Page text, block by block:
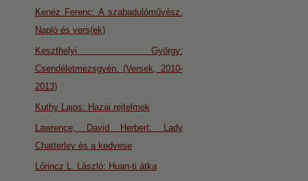
Kenéz Ferenc: A szabadulóművész.
Napló és vers(ek)
Keszthelyi György:
Csendéletmezsgyén. (Versek, 2010-
2013)
Kuthy Lajos: Hazai rejtelmek
Lawrence, David Herbert: Lady
Chatterley és a kedvese
Lőrincz L. László: Huan-ti átka